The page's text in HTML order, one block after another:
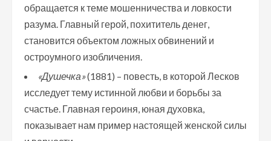
обращается к теме мошенничества и ловкости
разума. Главный герой, похититель денег,
становится объектом ложных обвинений и
остроумного изобличения.
«Душечка»(1881) – повесть, в которой Лесков
исследует тему истинной любви и борьбы за
счастье. Главная героиня, юная духовка,
показывает нам пример настоящей женской силы